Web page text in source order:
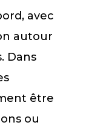
avec
autour
Dans
être
ou